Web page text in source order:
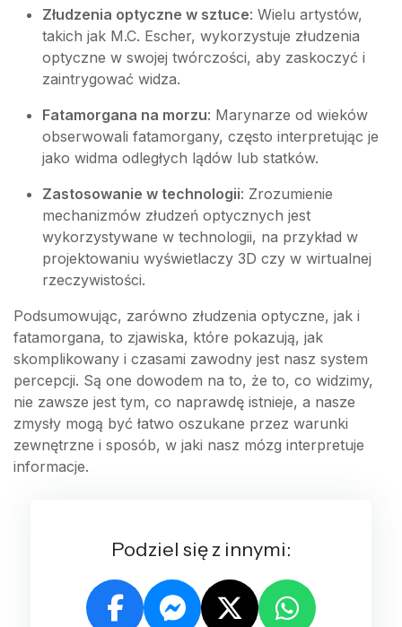
Złudzenia optyczne w sztuce: Wielu artystów,
takich jak M.C. Escher, wykorzystuje złudzenia
optyczne w swojej twórczości, aby zaskoczyć i
zaintrygować widza.
Fatamorgana na morzu: Marynarze od wieków
obserwowali fatamorgany, często interpretując je
jako widma odległych lądów lub statków.
Zastosowanie w technologii: Zrozumienie
mechanizmów złudzeń optycznych jest
wykorzystywane w technologii, na przykład w
projektowaniu wyświetlaczy 3D czy w wirtualnej
rzeczywistości.
Podsumowując, zarówno złudzenia optyczne, jak i
fatamorgana, to zjawiska, które pokazują, jak
skomplikowany i czasami zawodny jest nasz system
percepcji. Są one dowodem na to, że to, co widzimy,
nie zawsze jest tym, co naprawdę istnieje, a nasze
zmysły mogą być łatwo oszukane przez warunki
zewnętrzne i sposób, w jaki nasz mózg interpretuje
informacje.
Podziel się z innymi: